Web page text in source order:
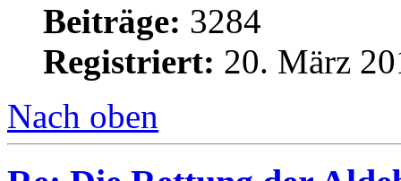
Beiträge: 3284
Registriert: 20. März
Nach oben